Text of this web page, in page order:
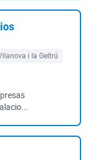
i la Geltrú